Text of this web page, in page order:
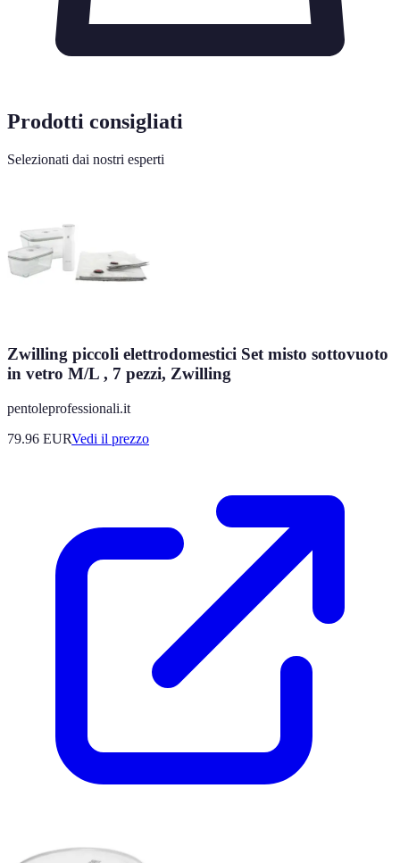
Prodotti consigliati
Selezionati dai nostri esperti
Zwilling piccoli elettrodomestici Set misto sottovuoto
in vetro M/L , 7 pezzi, Zwilling
pentoleprofessionali.it
79.96 EURVedi il prezzo